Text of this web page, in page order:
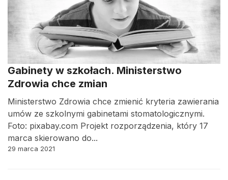
Gabinety w szkołach. Ministerstwo
Zdrowia chce zmian
Ministerstwo Zdrowia chce zmienić kryteria zawierania
umów ze szkolnymi gabinetami stomatologicznymi.
Foto: pixabay.com Projekt rozporządzenia, który 17
marca skierowano do...
29 marca 2021